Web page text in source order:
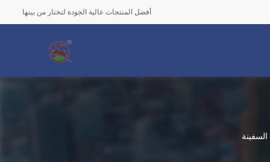
أفضل المنتجات عالية الجودة لتختار من بينها